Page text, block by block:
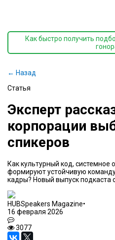
Как быстро получить
← Назад
Статья
Эксперт
корпорации
спикеров
Как культурный код, системное
формируют устойчивую
кадры? Новый выпуск подкаста
HUBSpeakers Magazine•
16 февраля 2026
3077